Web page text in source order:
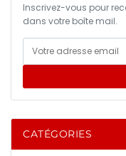
Inscrivez-vous pour
dans votre boîte mail.
CATÉGORIES